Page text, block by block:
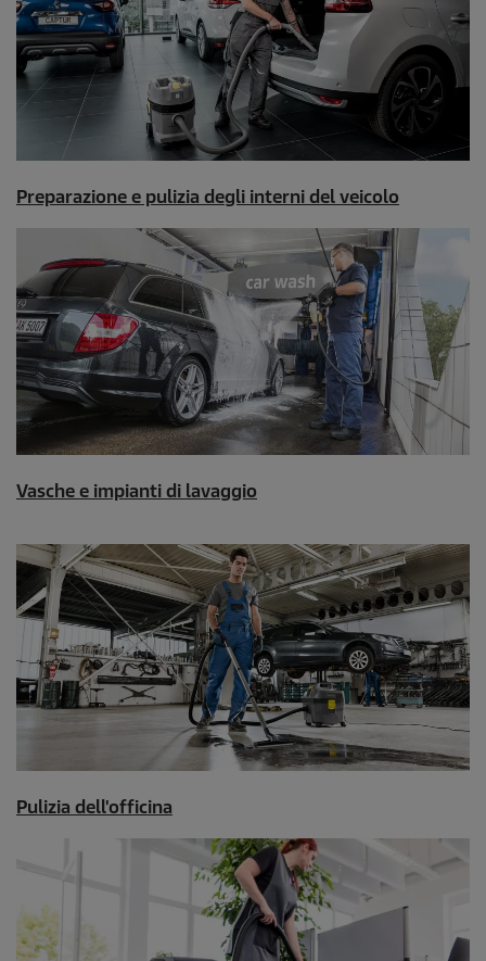
Preparazione e pulizia degli interni del veicolo
Vasche e impianti di lavaggio
Pulizia dell'officina